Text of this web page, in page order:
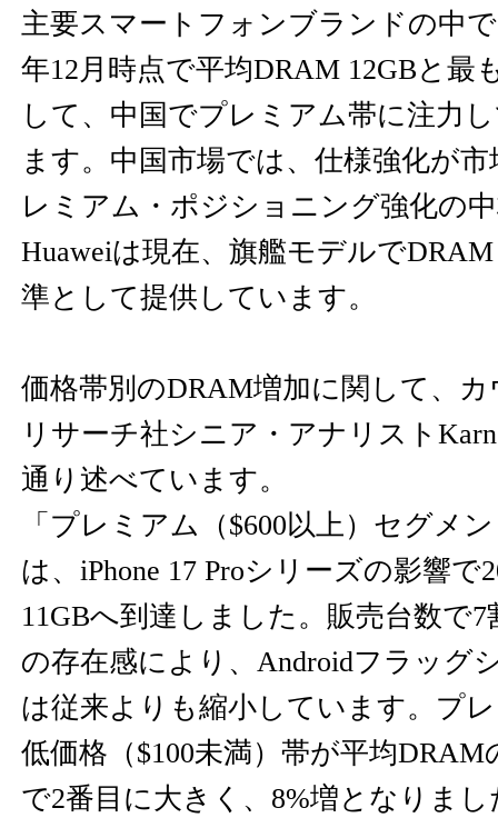
主要スマートフォンブランドの中
年12月時点で平均DRAM 12GBと最
して、中国でプレミアム帯に注力
ます。中国市場では、仕様強化が
レミアム・ポジショニング強化の
Huaweiは現在、旗艦モデルで
準として提供しています。
価格帯別のDRAM増加に関して、
リサーチ社シニア・アナリスト
通り述べています。
「プレミアム（$600以上）セグメ
は、iPhone 17 Proシリーズの影響で
11GBへ到達しました。販売台数で
の存在感により、Androidフラッグ
は従来よりも縮小しています。プ
低価格（$100未満）帯が平均
で2番目に大きく、8%増となりま